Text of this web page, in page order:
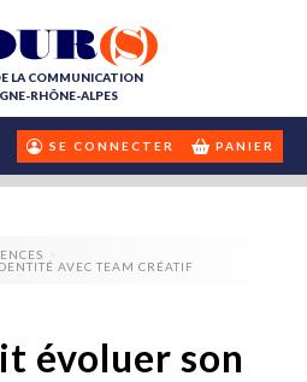
LA COMMUNICATION
RHÔNE-ALPES
SE CONNECTER PANIER
AVEC TEAM CRÉATIF
évoluer son